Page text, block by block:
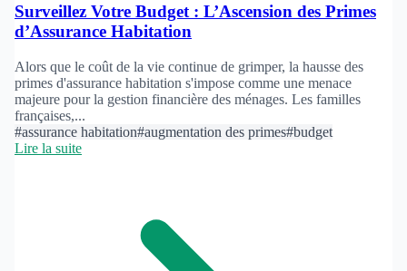
Surveillez Votre Budget : L’Ascension des Primes
d’Assurance Habitation
Alors que le coût de la vie continue de grimper, la hausse des
primes d'assurance habitation s'impose comme une menace
majeure pour la gestion financière des ménages. Les familles
françaises,...
#assurance habitation#augmentation des primes#budget
Lire la suite